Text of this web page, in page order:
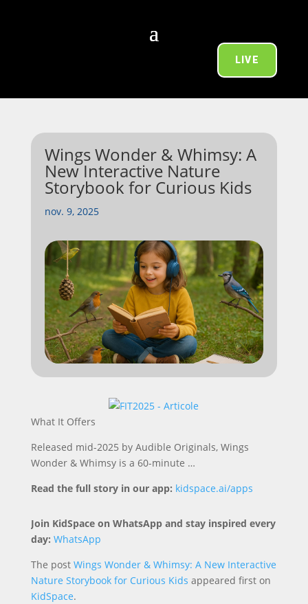
LIVE
Wings Wonder & Whimsy: A
New Interactive Nature
Storybook for Curious Kids
nov. 9, 2025
What It Offers
Released mid-2025 by Audible Originals, Wings
Wonder & Whimsy is a 60-minute …
Read the full story in our app: kidspace.ai/apps
Join KidSpace on WhatsApp and stay inspired every
day: WhatsApp
The post Wings Wonder & Whimsy: A New Interactive
Nature Storybook for Curious Kids appeared first on
KidSpace.